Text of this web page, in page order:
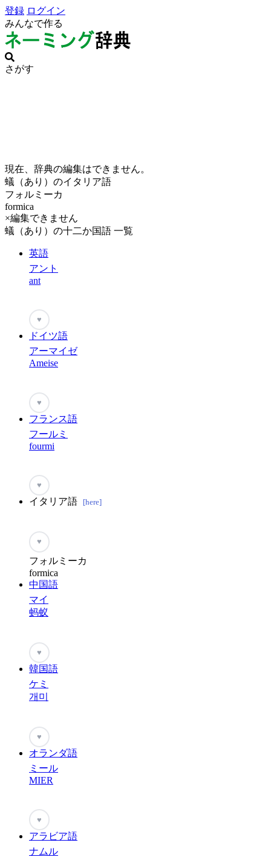
登録 ログイン
みんなで作る
さがす
現在、辞典の編集はできません。
蟻（あり）のイタリア語
フォルミーカ
formica
×編集できません
蟻（あり）の十二か国語 一覧
英語
アント
ant
♥
ドイツ語
アーマイゼ
Ameise
♥
フランス語
フールミ
fourmi
♥
イタリア語 [here]
♥
フォルミーカ
formica
中国語
マイ
蚂蚁
♥
韓国語
ケミ
개미
♥
オランダ語
ミール
MIER
♥
アラビア語
ナムル